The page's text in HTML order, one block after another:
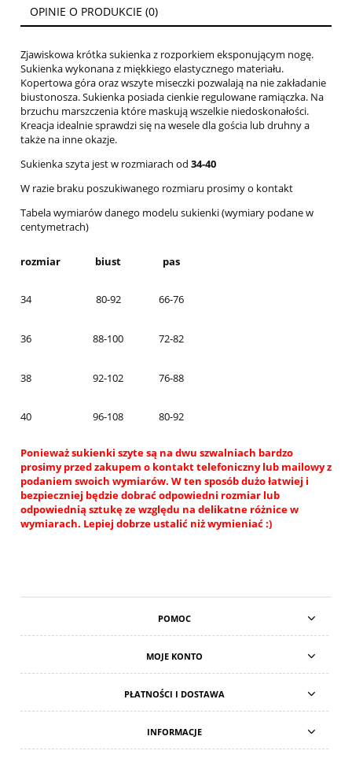
OPINIE O PRODUKCIE (0)
Zjawiskowa krótka sukienka z rozporkiem eksponującym nogę.
Sukienka wykonana z miękkiego elastycznego materiału.
Kopertowa góra oraz wszyte miseczki pozwalają na nie zakładanie
biustonosza. Sukienka posiada cienkie regulowane ramiączka. Na
brzuchu marszczenia które maskują wszelkie niedoskonałości.
Kreacja idealnie sprawdzi się na wesele dla gościa lub druhny a
także na inne okazje.
Sukienka szyta jest w rozmiarach od 34-40
W razie braku poszukiwanego rozmiaru prosimy o kontakt
Tabela wymiarów danego modelu sukienki (wymiary podane w
centymetrach)
rozmiar biust pas
34 80-92 66-76
36 88-100 72-82
38 92-102 76-88
40 96-108 80-92
Ponieważ sukienki szyte są na dwu szwalniach bardzo
prosimy przed zakupem o kontakt telefoniczny lub mailowy z
podaniem swoich wymiarów. W ten sposób dużo łatwiej i
bezpieczniej będzie dobrać odpowiedni rozmiar lub
odpowiednią sztukę ze względu na delikatne różnice w
wymiarach. Lepiej dobrze ustalić niż wymieniać :)
POMOC
MOJE KONTO
PŁATNOŚCI I DOSTAWA
INFORMACJE